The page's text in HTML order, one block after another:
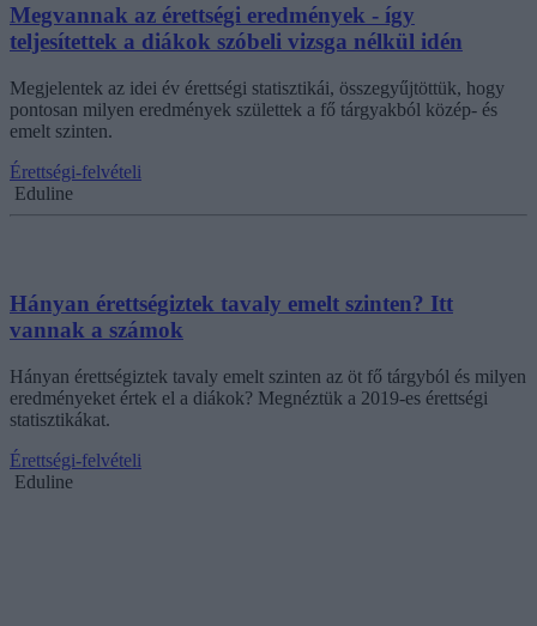
Megvannak az érettségi eredmények - így
teljesítettek a diákok szóbeli vizsga nélkül idén
Megjelentek az idei év érettségi statisztikái, összegyűjtöttük, hogy
pontosan milyen eredmények születtek a fő tárgyakból közép- és
emelt szinten.
Érettségi-felvételi
Eduline
Hányan érettségiztek tavaly emelt szinten? Itt
vannak a számok
Hányan érettségiztek tavaly emelt szinten az öt fő tárgyból és milyen
eredményeket értek el a diákok? Megnéztük a 2019-es érettségi
statisztikákat.
Érettségi-felvételi
Eduline